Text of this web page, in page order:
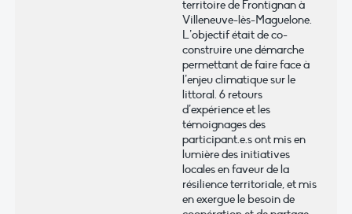
territoire de Frontignan à
Villeneuve-lès-Maguelone.
L’objectif était de co-
construire une démarche
permettant de faire face à
l’enjeu climatique sur le
littoral. 6 retours
d’expérience et les
témoignages des
participant.e.s ont mis en
lumière des initiatives
locales en faveur de la
résilience territoriale, et mis
en exergue le besoin de